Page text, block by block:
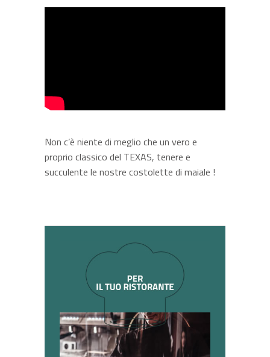
Non c’è niente di meglio che un vero e
proprio classico del TEXAS, tenere e
succulente le nostre costolette di maiale !